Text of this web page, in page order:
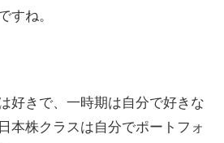
すね。
好きで、一時期は自分で好きな
本株クラスは自分でポートフォ